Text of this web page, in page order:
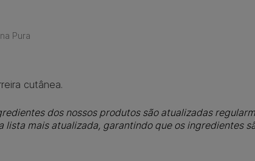
Pura
cutânea.
dos nossos produtos são atualizadas
mais atualizada, garantindo que os ingredientes